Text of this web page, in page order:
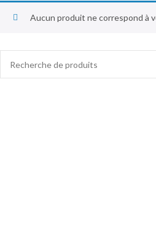
Aucun produit ne correspond à